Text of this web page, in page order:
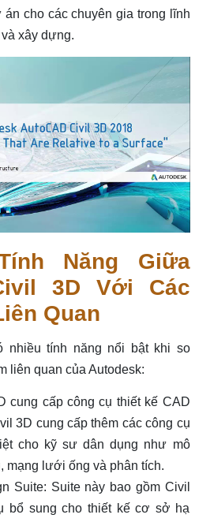
cho các chuyên gia trong lĩnh
xây dựng.
Năng Giữa
3D Với Các
Quan
nhiều tính năng nổi bật khi so
liên quan của Autodesk:
cung cấp công cụ thiết kế CAD
3D cung cấp thêm các công cụ
cho kỹ sư dân dụng như mô
mạng lưới ống và phân tích.
Suite: Suite này bao gồm Civil
bổ sung cho thiết kế cơ sở hạ